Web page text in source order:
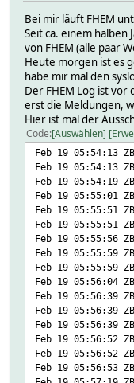
Bei mir läuft FHEM
Seit ca. einem halben
von FHEM (alle paar
Heute morgen ist es
habe mir mal den
Der FHEM Log ist
erst die Meldungen,
Hier ist mal der
Code Auswählen
Feb 19 05:54:13
Feb 19 05:54:13
Feb 19 05:54:19
Feb 19 05:55:01
Feb 19 05:55:51
Feb 19 05:55:51
Feb 19 05:55:56
Feb 19 05:55:59
Feb 19 05:55:59
Feb 19 05:56:04
Feb 19 05:56:39
Feb 19 05:56:39
Feb 19 05:56:39
Feb 19 05:56:52
Feb 19 05:56:52
Feb 19 05:56:53